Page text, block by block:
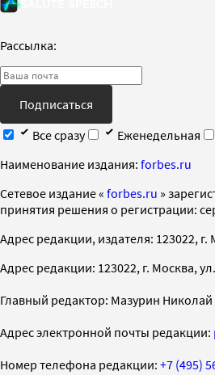
Рассылка:
Подписаться
Все сразу
Еженедельная
Наименование издания: forbes.ru
Cетевое издание « forbes.ru »
принятия решения о регистрации:
Адрес редакции, издателя: 123022, г.
Адрес редакции: 123022, г. Москва,
Главный редактор: Мазурин
Адрес электронной почты редакции:
Номер телефона редакции: +7 (495)